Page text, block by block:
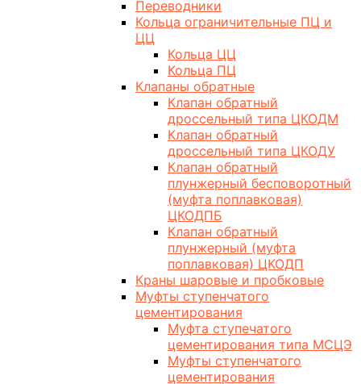
Переводники
Кольца ограничительные ПЦ и
ЦЦ
Кольца ЦЦ
Кольца ПЦ
Клапаны обратные
Клапан обратный
дроссельный типа ЦКОДМ
Клапан обратный
дроссельный типа ЦКОДУ
Клапан обратный
плунжерный бесповоротный
(муфта поплавковая)
ЦКОДПБ
Клапан обратный
плунжерный (муфта
поплавковая) ЦКОДП
Краны шаровые и пробковые
Муфты ступенчатого
цементирования
Муфта ступечатого
цементирования типа МСЦЭ
Муфты ступенчатого
цементирования